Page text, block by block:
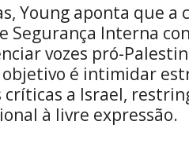
Young aponta que a
Segurança Interna
vozes pró-
é intimidar
a Israel,
à livre expressão.